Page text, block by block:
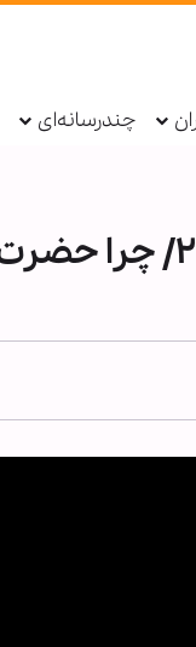
چندرسانه‌ای
همراه با ربنا در